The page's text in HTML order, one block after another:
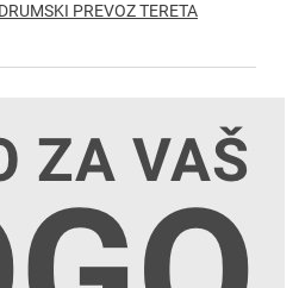
PREVOZ TERETA